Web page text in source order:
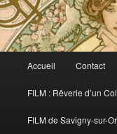
principal
Accueil Contact
FILM : Rêverie d’un
FILM de Savigny-sur-